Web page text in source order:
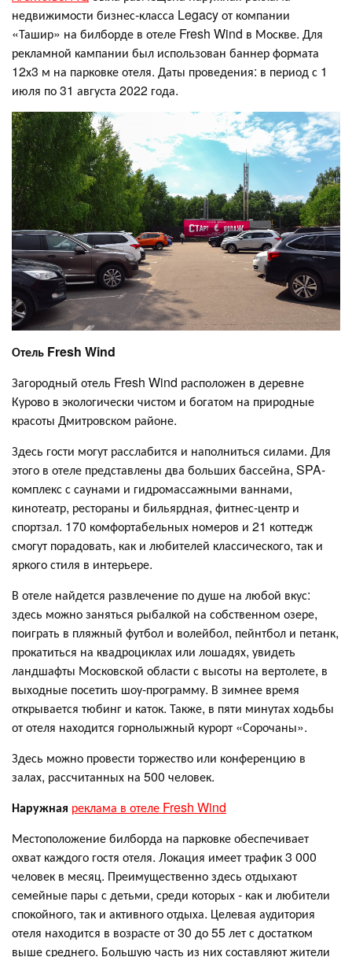
недвижимости бизнес-класса Legacy от компании
«Ташир» на билборде в отеле Fresh Wind в Москве. Для
рекламной кампании был использован баннер формата
12х3 м на парковке отеля. Даты проведения: в период с 1
июля по 31 августа 2022 года.
Отель Fresh Wind
Загородный отель Fresh Wind расположен в деревне
Курово в экологически чистом и богатом на природные
красоты Дмитровском районе.
Здесь гости могут расслабится и наполниться силами. Для
этого в отеле представлены два больших бассейна, SPA-
комплекс с саунами и гидромассажными ваннами,
кинотеатр, рестораны и бильярдная, фитнес-центр и
спортзал. 170 комфортабельных номеров и 21 коттедж
смогут порадовать, как и любителей классического, так и
яркого стиля в интерьере.
В отеле найдется развлечение по душе на любой вкус:
здесь можно заняться рыбалкой на собственном озере,
поиграть в пляжный футбол и волейбол, пейнтбол и петанк,
прокатиться на квадроциклах или лошадях, увидеть
ландшафты Московской области с высоты на вертолете, в
выходные посетить шоу-программу. В зимнее время
открывается тюбинг и каток. Также, в пяти минутах ходьбы
от отеля находится горнолыжный курорт «Сорочаны».
Здесь можно провести торжество или конференцию в
залах, рассчитанных на 500 человек.
Наружная реклама в отеле Fresh Wind
Местоположение билборда на парковке обеспечивает
охват каждого гостя отеля. Локация имеет трафик 3 000
человек в месяц. Преимущественно здесь отдыхают
семейные пары с детьми, среди которых - как и любители
спокойного, так и активного отдыха. Целевая аудитория
отеля находится в возрасте от 30 до 55 лет с достатком
выше среднего. Большую часть из них составляют жители